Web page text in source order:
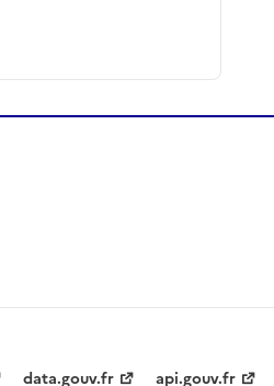
data.gouv.fr api.gouv.fr